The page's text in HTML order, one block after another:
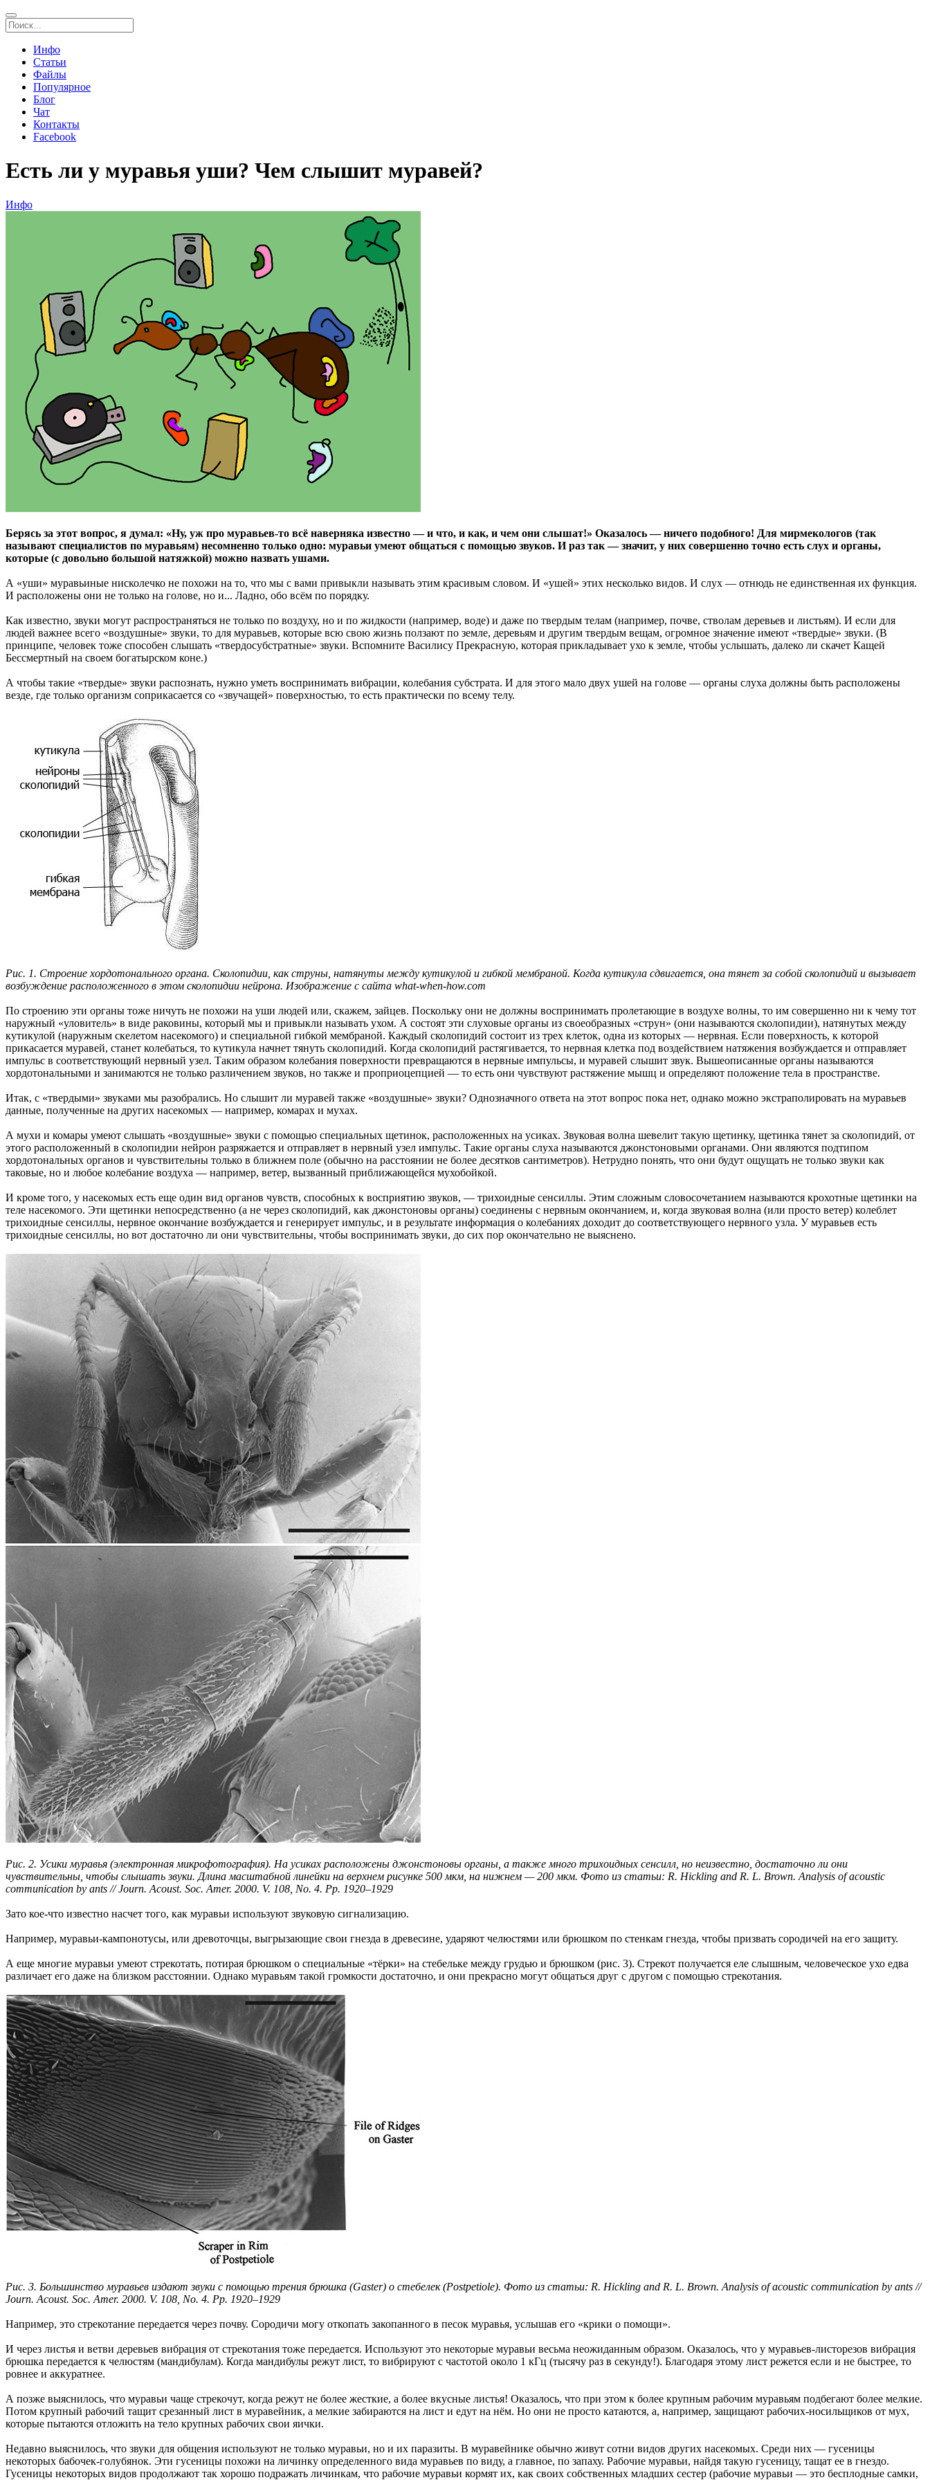
Инфо
Статьи
Файлы
Популярное
Блог
Чат
Контакты
Facebook
Есть ли у муравья уши? Чем слышит муравей?
Инфо
Берясь за этот вопрос, я думал: «Ну, уж про муравьев-то всё наверняка известно — и что, и как, и чем они слышат!» Оказалось — ничего подобного! Для мирмекологов (так
называют специалистов по муравьям) несомненно только одно: муравьи умеют общаться с помощью звуков. И раз так — значит, у них совершенно точно есть слух и органы,
которые (с довольно большой натяжкой) можно назвать ушами.
А «уши» муравьиные нисколечко не похожи на то, что мы с вами привыкли называть этим красивым словом. И «ушей» этих несколько видов. И слух — отнюдь не единственная их функция.
И расположены они не только на голове, но и... Ладно, обо всём по порядку.
Как известно, звуки могут распространяться не только по воздуху, но и по жидкости (например, воде) и даже по твердым телам (например, почве, стволам деревьев и листьям). И если для
людей важнее всего «воздушные» звуки, то для муравьев, которые всю свою жизнь ползают по земле, деревьям и другим твердым вещам, огромное значение имеют «твердые» звуки. (В
принципе, человек тоже способен слышать «твердосубстратные» звуки. Вспомните Василису Прекрасную, которая прикладывает ухо к земле, чтобы услышать, далеко ли скачет Кащей
Бессмертный на своем богатырском коне.)
А чтобы такие «твердые» звуки распознать, нужно уметь воспринимать вибрации, колебания субстрата. И для этого мало двух ушей на голове — органы слуха должны быть расположены
везде, где только организм соприкасается со «звучащей» поверхностью, то есть практически по всему телу.
Рис. 1. Строение хордотонального органа. Сколопидии, как струны, натянуты между кутикулой и гибкой мембраной. Когда кутикула сдвигается, она тянет за собой сколопидий и вызывает
возбуждение расположенного в этом сколопидии нейрона. Изображение с сайта what-when-how.com
По строению эти органы тоже ничуть не похожи на уши людей или, скажем, зайцев. Поскольку они не должны воспринимать пролетающие в воздухе волны, то им совершенно ни к чему тот
наружный «уловитель» в виде раковины, который мы и привыкли называть ухом. А состоят эти слуховые органы из своеобразных «струн» (они называются сколопидии), натянутых между
кутикулой (наружным скелетом насекомого) и специальной гибкой мембраной. Каждый сколопидий состоит из трех клеток, одна из которых — нервная. Если поверхность, к которой
прикасается муравей, станет колебаться, то кутикула начнет тянуть сколопидий. Когда сколопидий растягивается, то нервная клетка под воздействием натяжения возбуждается и отправляет
импульс в соответствующий нервный узел. Таким образом колебания поверхности превращаются в нервные импульсы, и муравей слышит звук. Вышеописанные органы называются
хордотональными и занимаются не только различением звуков, но также и проприоцепцией — то есть они чувствуют растяжение мышц и определяют положение тела в пространстве.
Итак, с «твердыми» звуками мы разобрались. Но слышит ли муравей также «воздушные» звуки? Однозначного ответа на этот вопрос пока нет, однако можно экстраполировать на муравьев
данные, полученные на других насекомых — например, комарах и мухах.
А мухи и комары умеют слышать «воздушные» звуки с помощью специальных щетинок, расположенных на усиках. Звуковая волна шевелит такую щетинку, щетинка тянет за сколопидий, от
этого расположенный в сколопидии нейрон разряжается и отправляет в нервный узел импульс. Такие органы слуха называются джонстоновыми органами. Они являются подтипом
хордотональных органов и чувствительны только в ближнем поле (обычно на расстоянии не более десятков сантиметров). Нетрудно понять, что они будут ощущать не только звуки как
таковые, но и любое колебание воздуха — например, ветер, вызванный приближающейся мухобойкой.
И кроме того, у насекомых есть еще один вид органов чувств, способных к восприятию звуков, — трихоидные сенсиллы. Этим сложным словосочетанием называются крохотные щетинки на
теле насекомого. Эти щетинки непосредственно (а не через сколопидий, как джонстоновы органы) соединены с нервным окончанием, и, когда звуковая волна (или просто ветер) колеблет
трихоидные сенсиллы, нервное окончание возбуждается и генерирует импульс, и в результате информация о колебаниях доходит до соответствующего нервного узла. У муравьев есть
трихоидные сенсиллы, но вот достаточно ли они чувствительны, чтобы воспринимать звуки, до сих пор окончательно не выяснено.
Рис. 2. Усики муравья (электронная микрофотография). На усиках расположены джонстоновы органы, а также много трихоидных сенсилл, но неизвестно, достаточно ли они
чувствительны, чтобы слышать звуки. Длина масштабной линейки на верхнем рисунке 500 мкм, на нижнем — 200 мкм. Фото из статьи: R. Hickling and R. L. Brown. Analysis of acoustic
communication by ants // Journ. Acoust. Soc. Amer. 2000. V. 108, No. 4. Pp. 1920–1929
Зато кое-что известно насчет того, как муравьи используют звуковую сигнализацию.
Например, муравьи-кампонотусы, или древоточцы, выгрызающие свои гнезда в древесине, ударяют челюстями или брюшком по стенкам гнезда, чтобы призвать сородичей на его защиту.
А еще многие муравьи умеют стрекотать, потирая брюшком о специальные «тёрки» на стебельке между грудью и брюшком (рис. 3). Стрекот получается еле слышным, человеческое ухо едва
различает его даже на близком расстоянии. Однако муравьям такой громкости достаточно, и они прекрасно могут общаться друг с другом с помощью стрекотания.
Рис. 3. Большинство муравьев издают звуки с помощью трения брюшка (Gaster) о стебелек (Postpetiole). Фото из статьи: R. Hickling and R. L. Brown. Analysis of acoustic communication by ants //
Journ. Acoust. Soc. Amer. 2000. V. 108, No. 4. Pp. 1920–1929
Например, это стрекотание передается через почву. Сородичи могу откопать закопанного в песок муравья, услышав его «крики о помощи».
И через листья и ветви деревьев вибрация от стрекотания тоже передается. Используют это некоторые муравьи весьма неожиданным образом. Оказалось, что у муравьев-листорезов вибрация
брюшка передается к челюстям (мандибулам). Когда мандибулы режут лист, то вибрируют с частотой около 1 кГц (тысячу раз в секунду!). Благодаря этому лист режется если и не быстрее, то
ровнее и аккуратнее.
А позже выяснилось, что муравьи чаще стрекочут, когда режут не более жесткие, а более вкусные листья! Оказалось, что при этом к более крупным рабочим муравьям подбегают более мелкие.
Потом крупный рабочий тащит срезанный лист в муравейник, а мелкие забираются на лист и едут на нём. Но они не просто катаются, а, например, защищают рабочих-носильщиков от мух,
которые пытаются отложить на тело крупных рабочих свои яички.
Недавно выяснилось, что звуки для общения используют не только муравьи, но и их паразиты. В муравейнике обычно живут сотни видов других насекомых. Среди них — гусеницы
некоторых бабочек-голубянок. Эти гусеницы похожи на личинку определенного вида муравьев по виду, а главное, по запаху. Рабочие муравьи, найдя такую гусеницу, тащат ее в гнездо.
Гусеницы некоторых видов продолжают так хорошо подражать личинкам, что рабочие муравьи кормят их, как своих собственных младших сестер (рабочие муравьи — это бесплодные самки,